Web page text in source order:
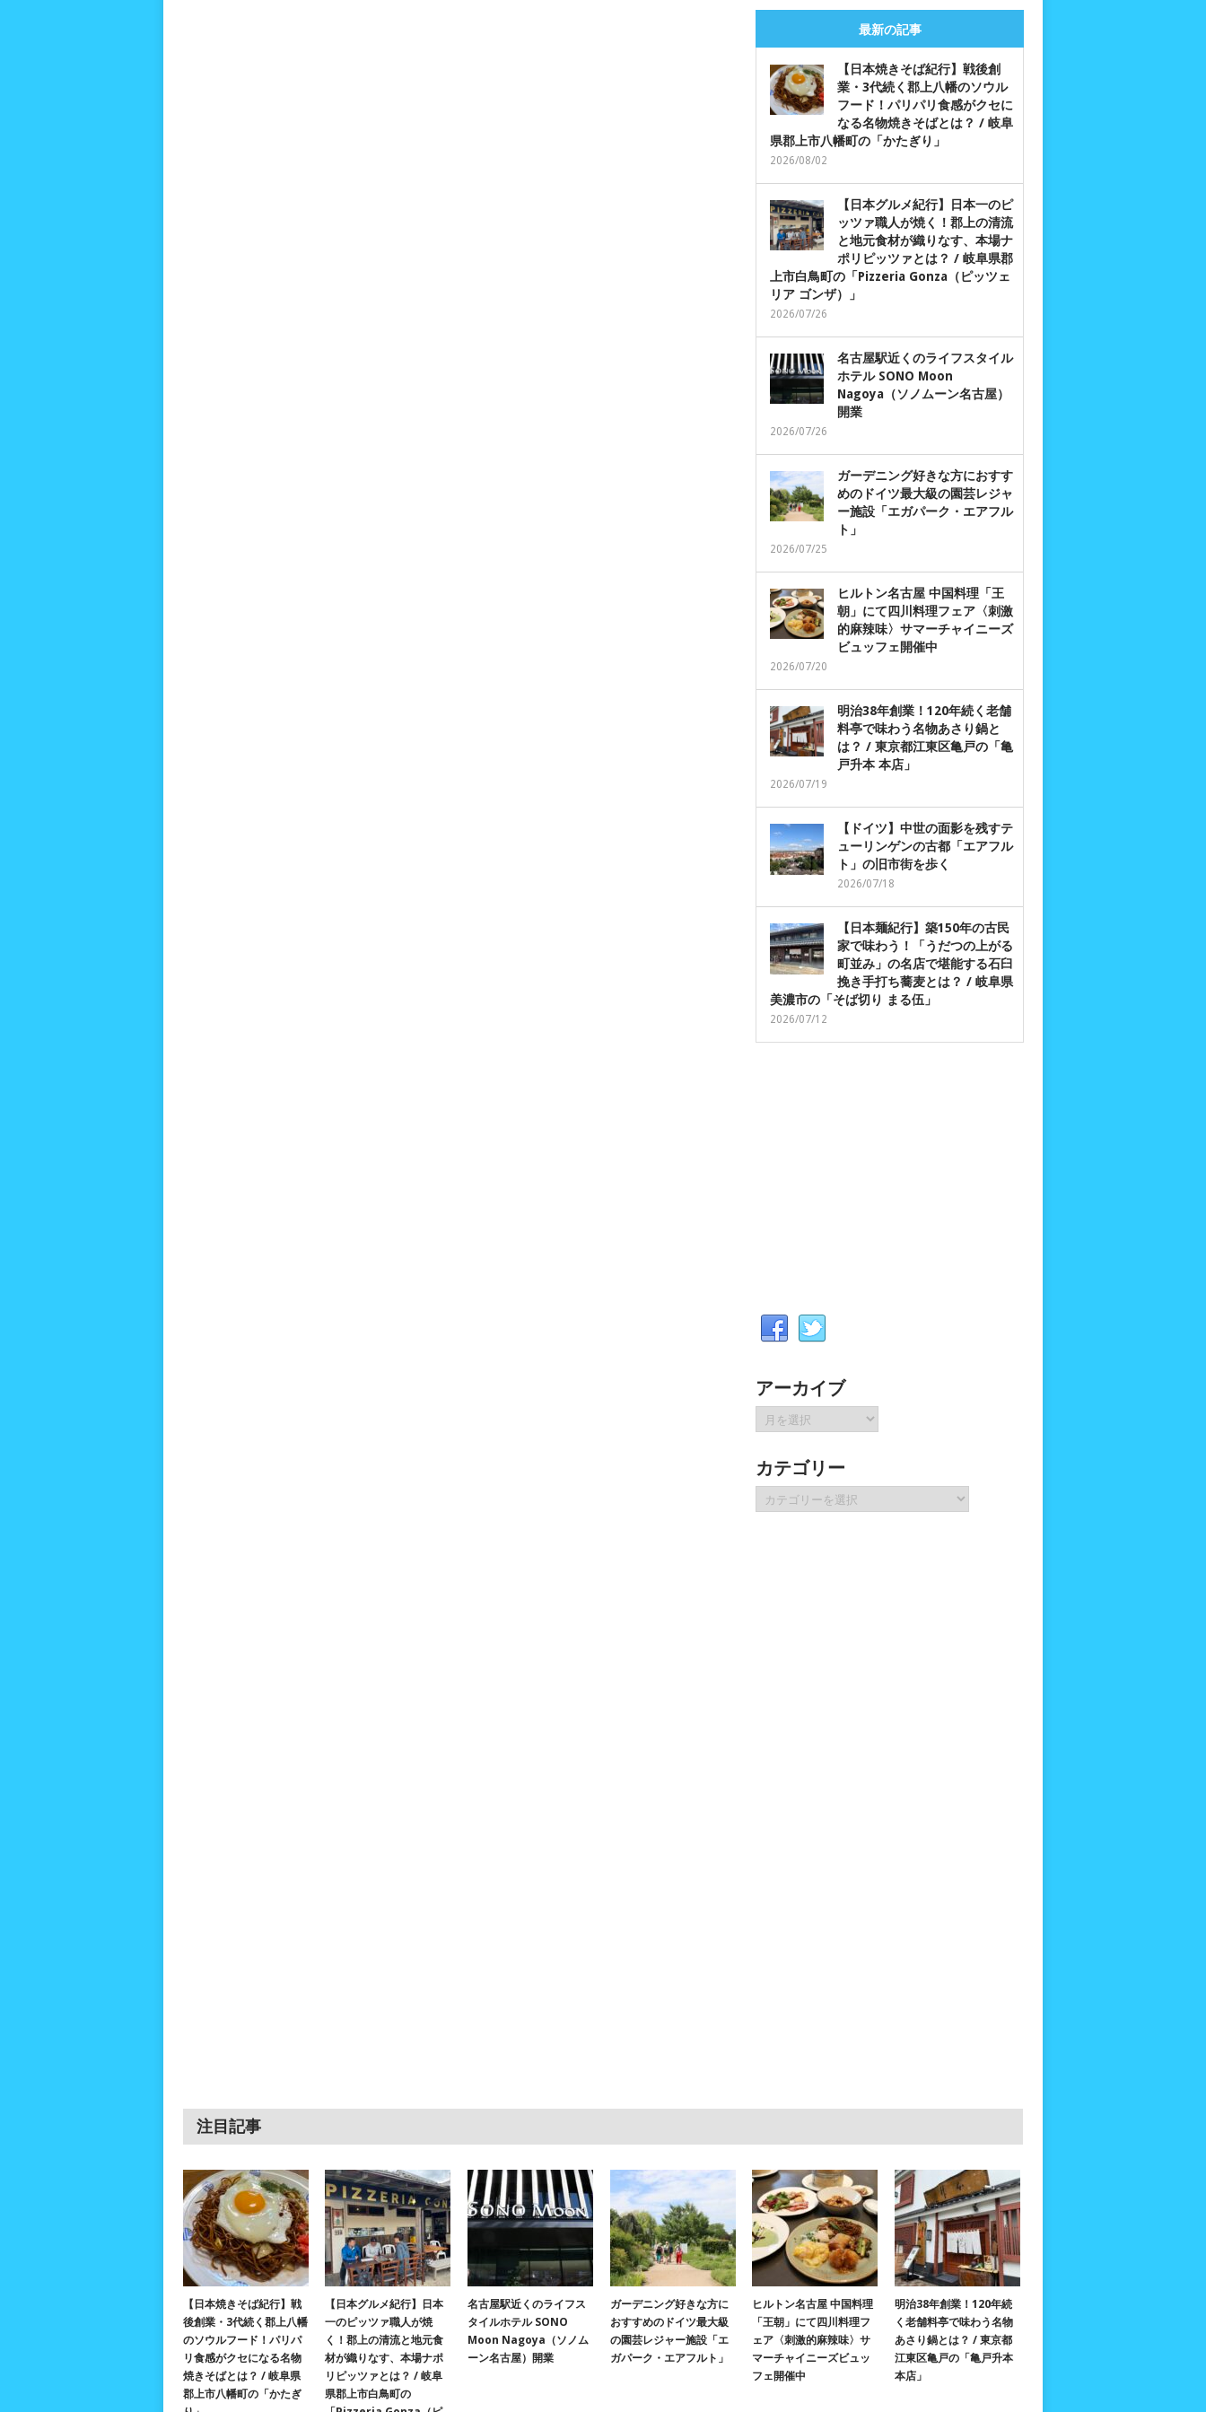
最新の記事
【日本焼きそば紀行】戦後創
業・3代続く郡上八幡のソウル
フード！パリパリ食感がクセに
なる名物焼きそばとは？ / 岐阜
県郡上市八幡町の「かたぎり」
2026/08/02
【日本グルメ紀行】日本一のピ
ッツァ職人が焼く！郡上の清流
と地元食材が織りなす、本場ナ
ポリピッツァとは？ / 岐阜県郡
上市白鳥町の「Pizzeria Gonza（ピッツェ
リア ゴンザ）」
2026/07/26
名古屋駅近くのライフスタイル
ホテル SONO Moon
Nagoya（ソノムーン名古屋）
開業
2026/07/26
ガーデニング好きな方におすす
めのドイツ最大級の園芸レジャ
ー施設「エガパーク・エアフル
ト」
2026/07/25
ヒルトン名古屋 中国料理「王
朝」にて四川料理フェア〈刺激
的麻辣味〉サマーチャイニーズ
ビュッフェ開催中
2026/07/20
明治38年創業！120年続く老舗
料亭で味わう名物あさり鍋と
は？ / 東京都江東区亀戸の「亀
戸升本 本店」
2026/07/19
【ドイツ】中世の面影を残すテ
ューリンゲンの古都「エアフル
ト」の旧市街を歩く
2026/07/18
【日本麺紀行】築150年の古民
家で味わう！「うだつの上がる
町並み」の名店で堪能する石臼
挽き手打ち蕎麦とは？ / 岐阜県
美濃市の「そば切り まる伍」
2026/07/12
アーカイブ
ア
ー
イ
ブ
カテゴリー
テ
注目記事
【日本焼きそば紀行】戦
後創業・3代続く郡上八幡
のソウルフード！パリパ
リ食感がクセになる名物
焼きそばとは？ / 岐阜県
郡上市八幡町の「かたぎ
【日本グルメ紀行】日本
一のピッツァ職人が焼
く！郡上の清流と地元食
材が織りなす、本場ナポ
リピッツァとは？ / 岐阜
県郡上市白鳥町の
名古屋駅近くのライフス
タイルホテル SONO
Moon Nagoya（ソノム
ーン名古屋）開業
ガーデニング好きな方に
おすすめのドイツ最大級
の園芸レジャー施設「エ
ガパーク・エアフルト」
ヒルトン名古屋 中国料理
「王朝」にて四川料理フ
ェア〈刺激的麻辣味〉サ
マーチャイニーズビュッ
フェ開催中
明治38年創業！120年続
く老舗料亭で味わう名物
あさり鍋とは？ / 東京都
江東区亀戸の「亀戸升本
本店」